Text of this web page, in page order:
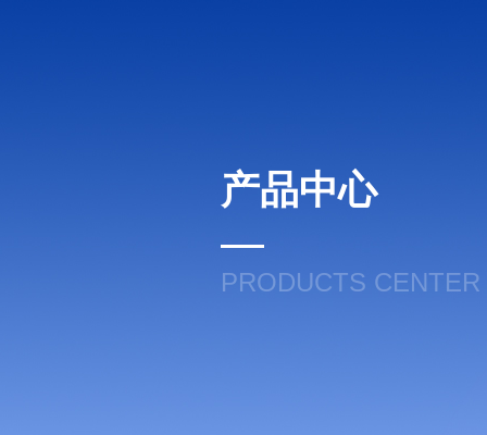
产品中心
PRODUCTS CENTER